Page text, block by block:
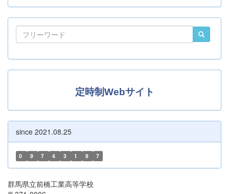
定時制Webサイト
since 2021.08.25
0 9 7 4 3 1 9 7
群馬県立前橋工業高等学校